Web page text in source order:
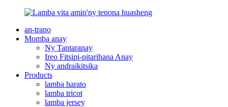
an-trano
Momba anay
Ny Tantaranay
Ireo Fitsipi-pitarihana Anay
Ny andraikitsika
Products
lamba harato
lamba tricot
lamba jersey